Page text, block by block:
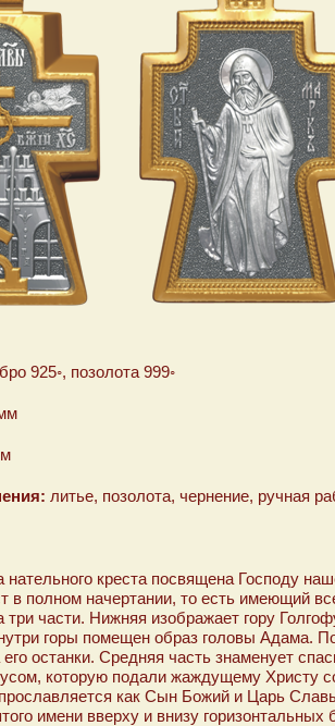
925◦, позолота 999◦
литье, позолота, чернение, ручная
нательного креста посвящена Господу
в полном начертании, то есть имеющий
три части. Нижняя изображает гору
горы помещен образ головы Адама.
останки. Средняя часть знаменует
которую подали жаждущему Христу
как Сын Божий и Царь
имени вверху и внизу горизонтальных